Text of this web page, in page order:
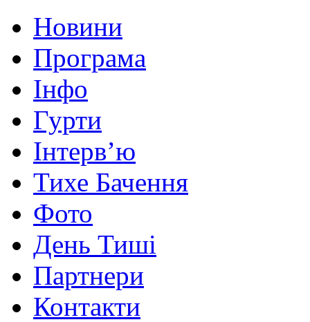
Новини
Програма
Інфо
Гурти
Інтерв’ю
Тихе Бачення
Фото
День Тиші
Партнери
Контакти